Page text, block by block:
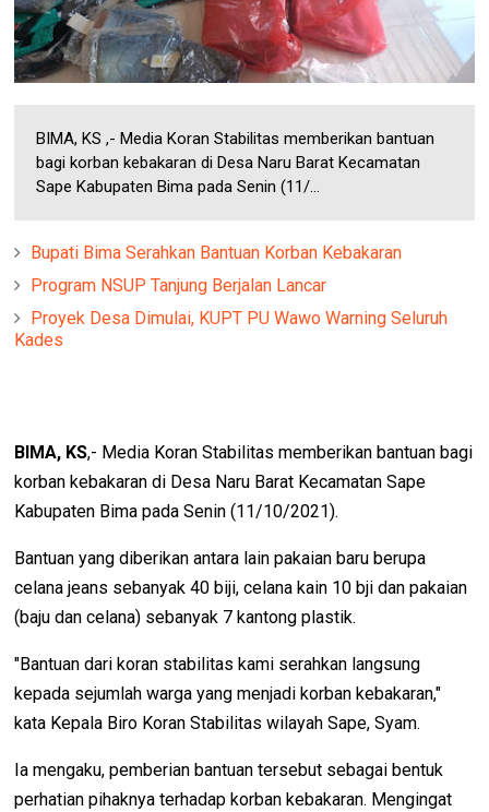
BIMA, KS ,- Media Koran Stabilitas memberikan bantuan
bagi korban kebakaran di Desa Naru Barat Kecamatan
Sape Kabupaten Bima pada Senin (11/...
Bupati Bima Serahkan Bantuan Korban Kebakaran
Program NSUP Tanjung Berjalan Lancar
Proyek Desa Dimulai, KUPT PU Wawo Warning Seluruh
Kades
BIMA, KS,- Media Koran Stabilitas memberikan bantuan bagi
korban kebakaran di Desa Naru Barat Kecamatan Sape
Kabupaten Bima pada Senin (11/10/2021).
Bantuan yang diberikan antara lain pakaian baru berupa
celana jeans sebanyak 40 biji, celana kain 10 bji dan pakaian
(baju dan celana) sebanyak 7 kantong plastik.
"Bantuan dari koran stabilitas kami serahkan langsung
kepada sejumlah warga yang menjadi korban kebakaran,"
kata Kepala Biro Koran Stabilitas wilayah Sape, Syam.
Ia mengaku, pemberian bantuan tersebut sebagai bentuk
perhatian pihaknya terhadap korban kebakaran. Mengingat